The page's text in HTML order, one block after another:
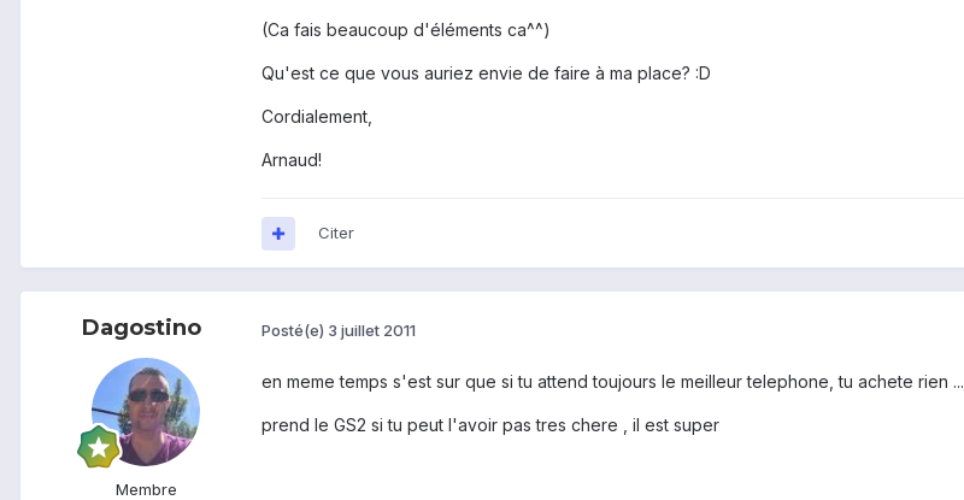
(Ca fais beaucoup d'éléments ca^^)
Qu'est ce que vous auriez envie de faire à ma place? :D
Cordialement,
Arnaud!
Citer
Dagostino
Membre
Posté(e) 3 juillet 2011
en meme temps s'est sur que si tu attend toujours le meilleur telephone, tu achete rien ...
prend le GS2 si tu peut l'avoir pas tres chere , il est super